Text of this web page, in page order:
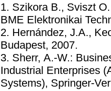
1. Szikora B., Sviszt
BME Elektronikai
2. Hernández, J.A.,
Budapest, 2007.
3. Sherr, A.-W.:
Industrial Enterprises
Systems), Springer-